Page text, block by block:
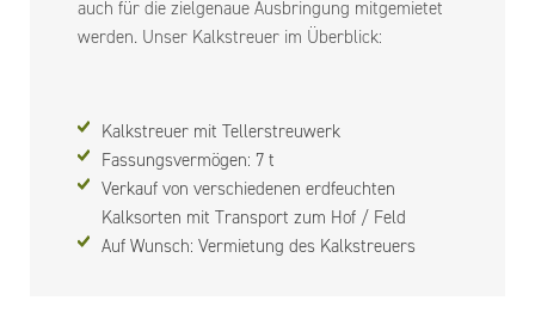
auch für die zielgenaue Ausbringung mitgemietet
werden. Unser Kalkstreuer im Überblick:
Kalkstreuer mit Tellerstreuwerk
Fassungsvermögen: 7 t
Verkauf von verschiedenen erdfeuchten
Kalksorten mit Transport zum Hof / Feld
Auf Wunsch: Vermietung des Kalkstreuers